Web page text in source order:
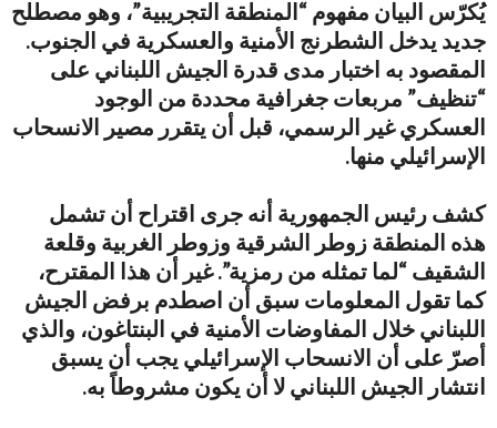
يُكرّس البيان مفهوم “المنطقة التجريبية”، وهو مصطلح
جديد يدخل الشطرنج الأمنية والعسكرية في الجنوب.
المقصود به اختبار مدى قدرة الجيش اللبناني على
“تنظيف” مربعات جغرافية محددة من الوجود
العسكري غير الرسمي، قبل أن يتقرر مصير الانسحاب
الإسرائيلي منها.
كشف رئيس الجمهورية أنه جرى اقتراح أن تشمل
هذه المنطقة زوطر الشرقية وزوطر الغربية وقلعة
الشقيف “لما تمثله من رمزية”. غير أن هذا المقترح،
كما تقول المعلومات سبق أن اصطدم برفض الجيش
اللبناني خلال المفاوضات الأمنية في البنتاغون، والذي
أصرّ على أن الانسحاب الإسرائيلي يجب أن يسبق
انتشار الجيش اللبناني لا أن يكون مشروطاً به.